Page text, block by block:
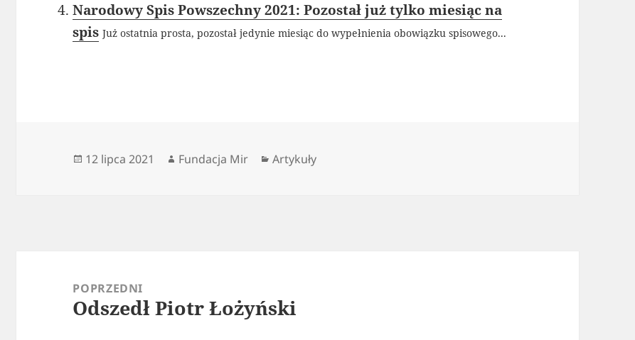
Narodowy Spis Powszechny 2021: Pozostał już tylko miesiąc na
spis Już ostatnia prosta, pozostał jedynie miesiąc do wypełnienia obowiązku spisowego...
Data
12 lipca 2021 Autor
Fundacja Mir Kategorie
Artykuły
POPRZEDNI
Poprzedni
Odszedł Piotr Łożyński